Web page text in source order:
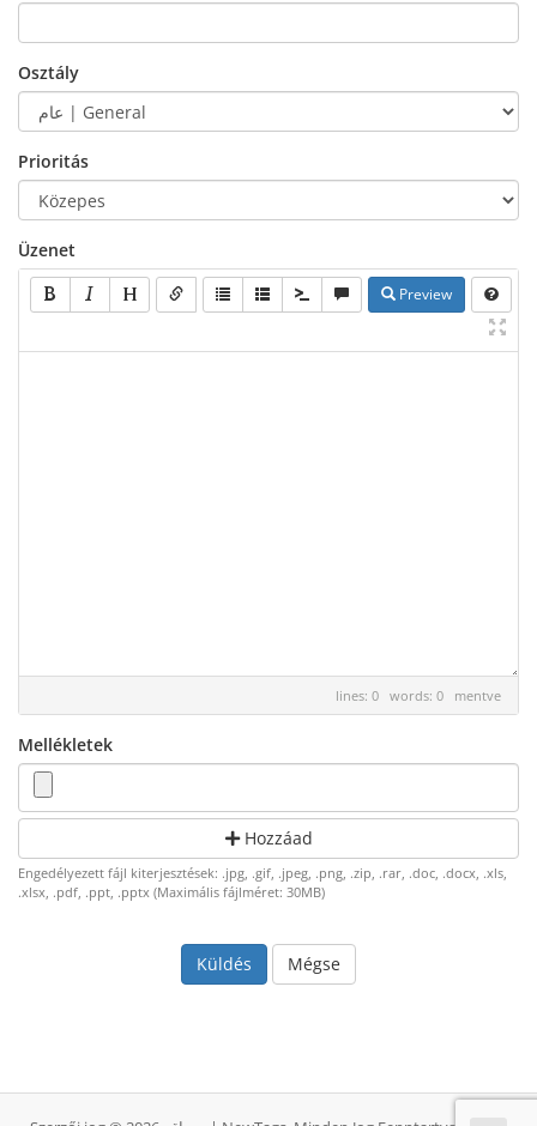
Osztály
Prioritás
Üzenet
Preview
lines: 0 words: 0 mentve
Mellékletek
Hozzáad
Engedélyezett fájl kiterjesztések: .jpg, .gif, .jpeg, .png, .zip, .rar, .doc, .docx, .xls,
.xlsx, .pdf, .ppt, .pptx (Maximális fájlméret: 30MB)
Mégse